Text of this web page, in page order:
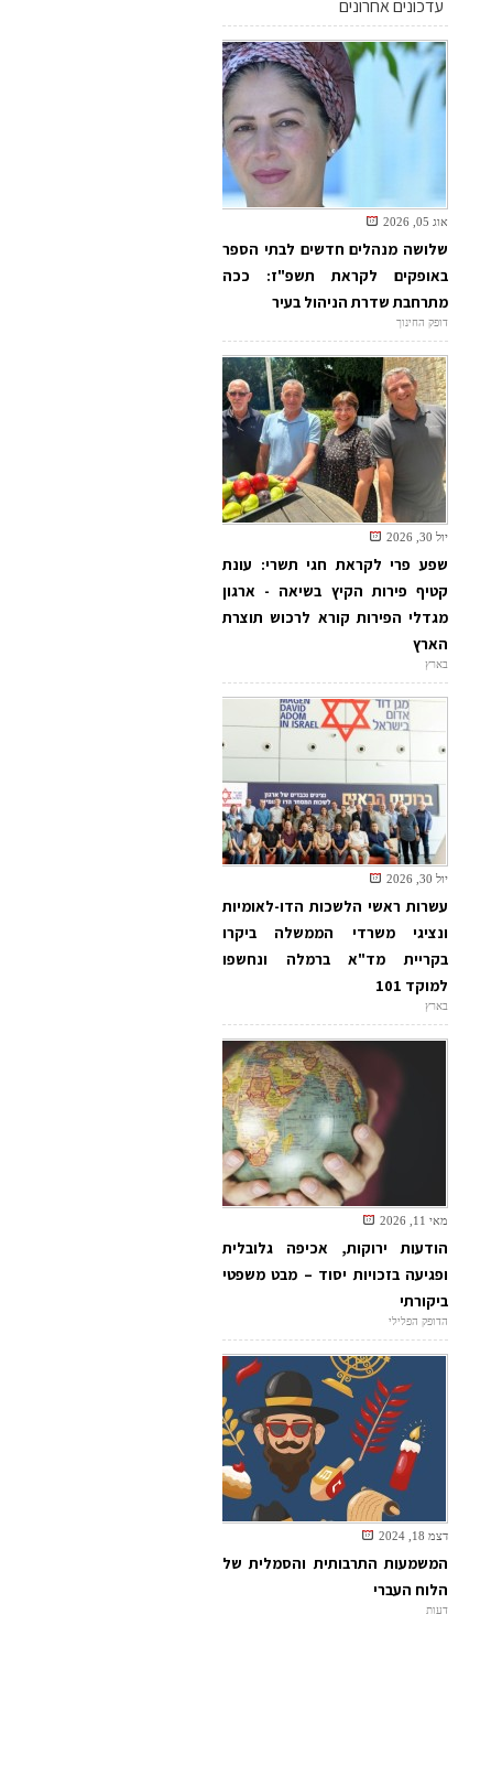
עדכונים אחרונים
אוג 05, 2026
שלושה מנהלים חדשים לבתי הספר
באופקים לקראת תשפ"ז: ככה
מתרחבת שדרת הניהול בעיר
דופק החינוך
יול 30, 2026
שפע פרי לקראת חגי תשרי: עונת
קטיף פירות הקיץ בשיאה - ארגון
מגדלי הפירות קורא לרכוש תוצרת
הארץ
בארץ
יול 30, 2026
עשרות ראשי הלשכות הדו-לאומיות
ונציגי משרדי הממשלה ביקרו
בקריית מד"א ברמלה ונחשפו
למוקד 101
בארץ
מאי 11, 2026
הודעות ירוקות, אכיפה גלובלית
ופגיעה בזכויות יסוד – מבט משפטי
ביקורתי
הדופק הפלילי
דצמ 18, 2024
המשמעות התרבותית והסמלית של
הלוח העברי
דעות